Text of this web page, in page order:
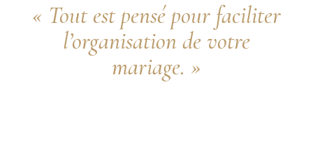
« Tout est pensé pour faciliter
l’organisation de votre
mariage. »